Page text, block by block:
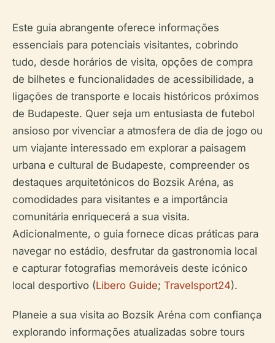
Este guia abrangente oferece informações
essenciais para potenciais visitantes, cobrindo
tudo, desde horários de visita, opções de compra
de bilhetes e funcionalidades de acessibilidade, a
ligações de transporte e locais históricos próximos
de Budapeste. Quer seja um entusiasta de futebol
ansioso por vivenciar a atmosfera de dia de jogo ou
um viajante interessado em explorar a paisagem
urbana e cultural de Budapeste, compreender os
destaques arquitetónicos do Bozsik Aréna, as
comodidades para visitantes e a importância
comunitária enriquecerá a sua visita.
Adicionalmente, o guia fornece dicas práticas para
navegar no estádio, desfrutar da gastronomia local
e capturar fotografias memoráveis deste icónico
local desportivo (Libero Guide; Travelsport24).
Planeie a sua visita ao Bozsik Aréna com confiança
explorando informações atualizadas sobre tours